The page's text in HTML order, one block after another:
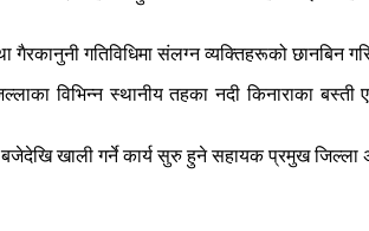
गैरकानुनी गतिविधिमा संलग्न व्यक्तिहरूको छानबिन
विभिन्न स्थानीय तहका नदी किनाराका बस्ती
खाली गर्ने कार्य सुरु हुने सहायक प्रमुख जिल्ला